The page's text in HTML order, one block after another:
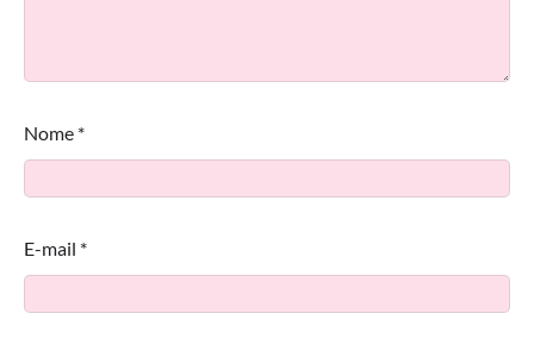
Nome *
E-mail *